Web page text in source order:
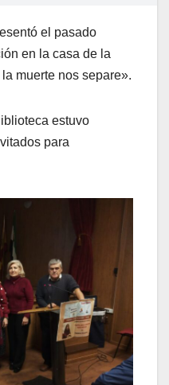
el pasado
en la casa de la
muerte nos separe».
estuvo
para